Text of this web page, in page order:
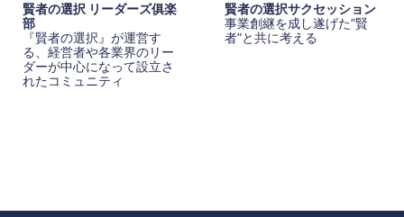
賢者の選択 リーダーズ俱楽
部
『賢者の選択』が運営す
る、経営者や各業界のリー
ダーが中心になって設立さ
れたコミュニティ
賢者の選択サクセッション
事業創継を成し遂げた”賢
者”と共に考える